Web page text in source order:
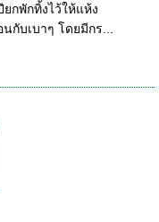
กพักทิ้งไว้ให้แห้ง
บเบาๆ โดยมีกร...